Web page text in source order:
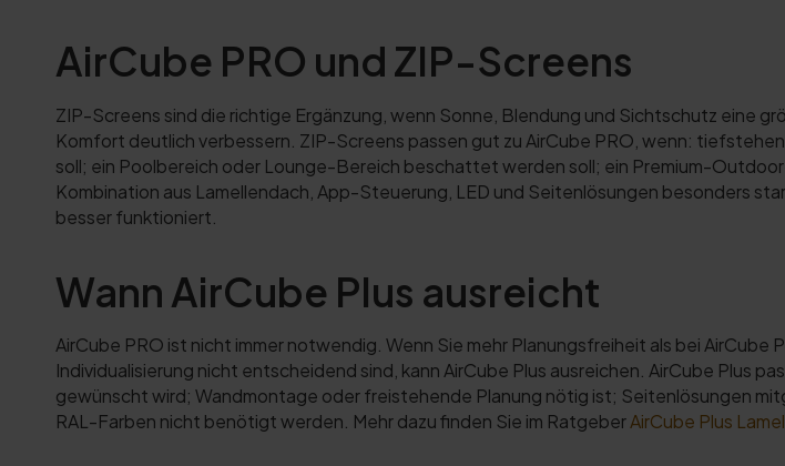
AirCube PRO und ZIP-Screens
ZIP-Screens sind die richtige Ergänzung, wenn Sonne, Blendung und Sichtschutz eine
Komfort deutlich verbessern. ZIP-Screens passen gut zu AirCube PRO, wenn:
soll; ein Poolbereich oder Lounge-Bereich beschattet werden soll; ein Premium-
Kombination aus Lamellendach, App-Steuerung, LED und Seitenlösungen besonders
besser funktioniert.
Wann AirCube Plus ausreicht
AirCube PRO ist nicht immer notwendig. Wenn Sie mehr Planungsfreiheit als bei
Individualisierung nicht entscheidend sind, kann AirCube Plus ausreichen. AirCube Plus
gewünscht wird; Wandmontage oder freistehende Planung nötig ist; Seitenlösungen
RAL-Farben nicht benötigt werden. Mehr dazu finden Sie im RatgeberAirCube Plus